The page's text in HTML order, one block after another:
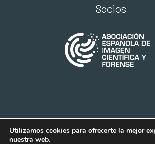
Socios
Utilizamos cookies para ofrecerte la mejor
nuestra web.